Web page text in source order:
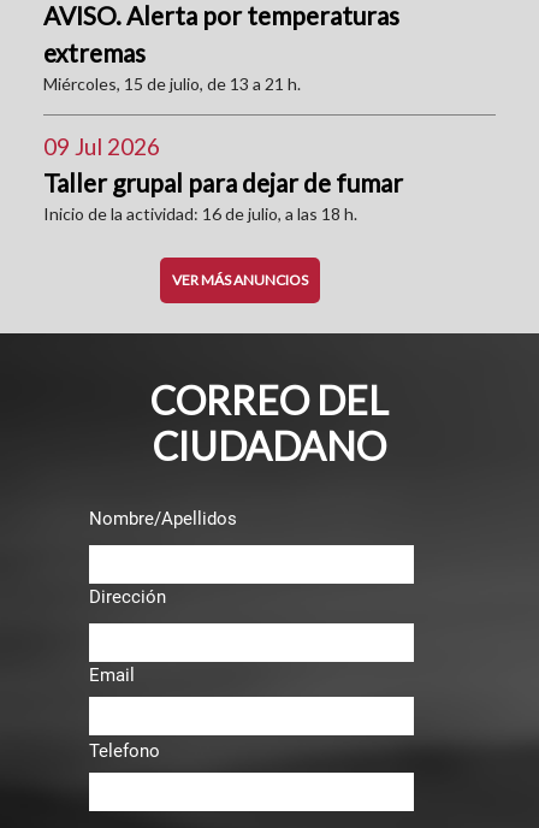
AVISO. Alerta por temperaturas
extremas
Miércoles, 15 de julio, de 13 a 21 h.
09 Jul 2026
Taller grupal para dejar de fumar
Inicio de la actividad: 16 de julio, a las 18 h.
VER MÁS ANUNCIOS
CORREO DEL
CIUDADANO
Nombre/Apellidos
Dirección
Email
Telefono